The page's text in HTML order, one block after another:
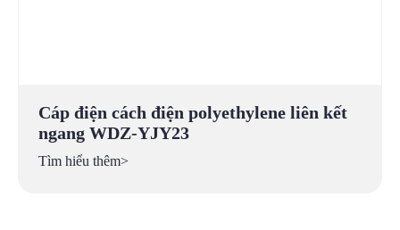
Cáp điện cách điện polyethylene liên kết
ngang WDZ-YJY23
Tìm hiểu thêm>